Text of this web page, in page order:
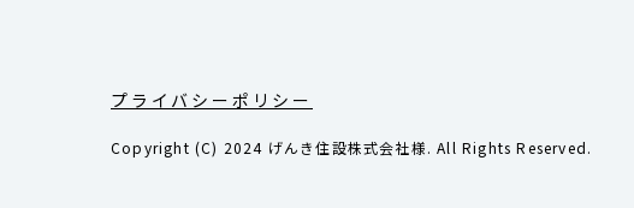
プライバシーポリシー
Copyright (C) 2024 げんき住設株式会社様. All Rights Reserved.